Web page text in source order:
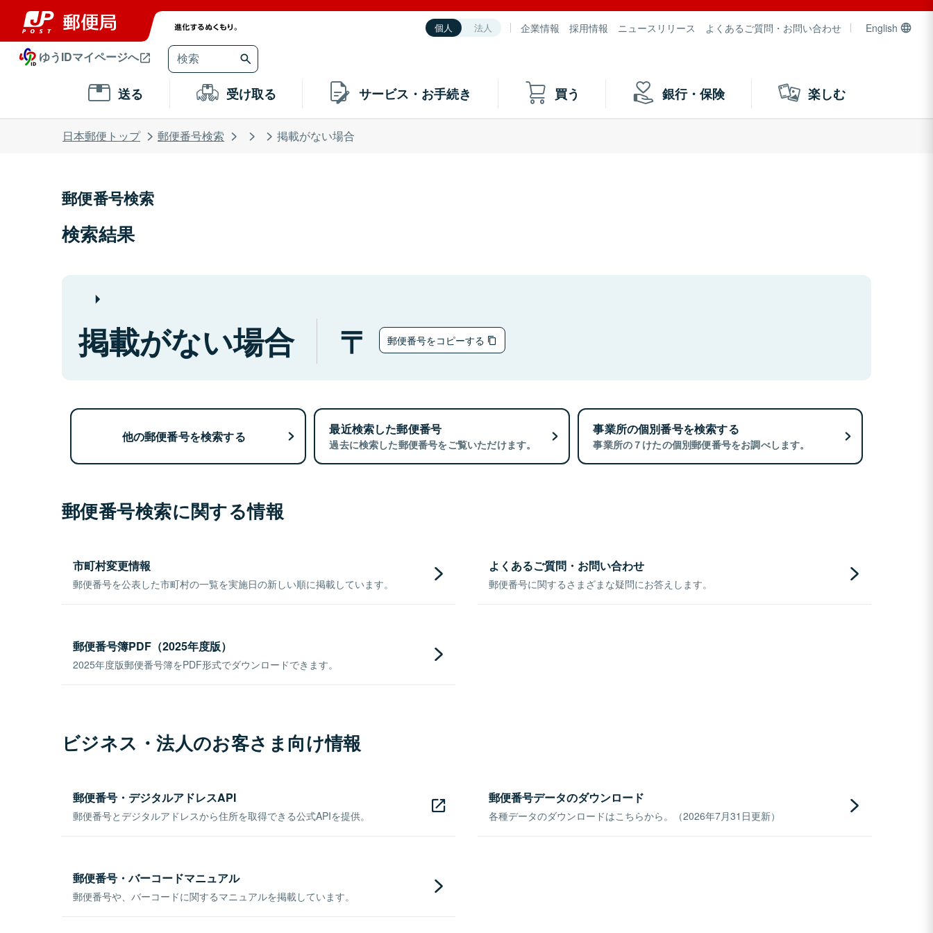
個人 法人 企業情報 採用情報 ニュースリリース よくあるご質問・お問い合わせ English
ゆうIDマイページへ
送る 受け取る サービス・お手続き 買う 銀行・保険 楽しむ
日本郵便トップ 郵便番号検索 掲載がない場合
郵便番号検索
検索結果
掲載がない場合 郵便番号をコピーする
他の郵便番号を検索する 最近検索した郵便番号
過去に検索した郵便番号をご覧いただけます。
事業所の個別番号を検索する
事業所の７けたの個別郵便番号をお調べします。
郵便番号検索に関する情報
市町村変更情報
郵便番号を公表した市町村の一覧を実施日の新しい順に掲載しています。
よくあるご質問・お問い合わせ
郵便番号に関するさまざまな疑問にお答えします。
郵便番号簿PDF（2025年度版）
2025年度版郵便番号簿をPDF形式でダウンロードできます。
ビジネス・法人のお客さま向け情報
郵便番号・デジタルアドレスAPI
郵便番号とデジタルアドレスから住所を取得できる公式APIを提供。
郵便番号データのダウンロード
各種データのダウンロードはこちらから。（2026年7月31日更新）
郵便番号・バーコードマニュアル
郵便番号や、バーコードに関するマニュアルを掲載しています。